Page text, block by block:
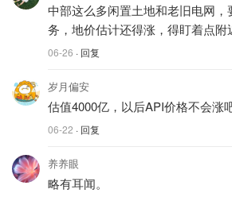
中部这么多闲置土地和老旧电网，
务，地价估计还得涨，得盯着点附
06-26 · 回复
岁月偏安
估值4000亿，以后API价格不会涨
06-22 · 回复
养养眼
略有耳闻。